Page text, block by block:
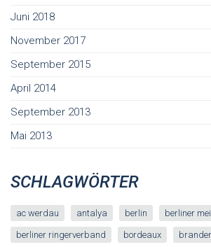
Juni 2018
November 2017
September 2015
April 2014
September 2013
Mai 2013
SCHLAGWÖRTER
ac werdau antalya berlin berliner
berliner ringerverband bordeaux